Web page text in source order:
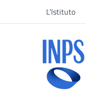
L'Istituto